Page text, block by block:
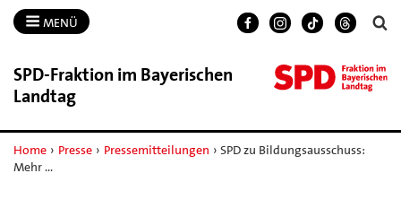
MENÜ
SPD-​Fraktion im Bayerischen
Landtag
Home › Presse › Pressemitteilungen › SPD zu Bildungsausschuss:
Mehr …